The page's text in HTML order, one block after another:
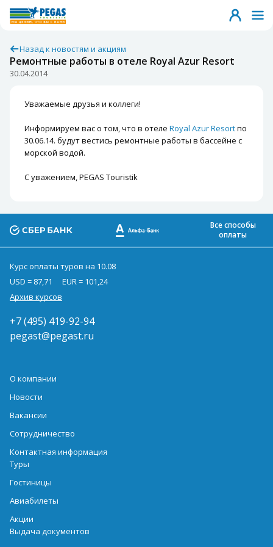
Назад к новостям и акциям
Ремонтные работы в отеле Royal Azur Resort
30.04.2014
Уважаемые друзья и коллеги!
Информируем вас о том, что в отеле Royal Azur Resortпо
30.06.14. будут вестись ремонтные работы в бассейне с
морской водой.
С уважением, PEGAS Touristik
Все способы
оплаты
Курс оплаты туров на 10.08
USD = 87,71
EUR = 101,24
Архив курсов
+7 (495) 419-92-94
pegast@pegast.ru
О компании
Новости
Вакансии
Сотрудничество
Контактная информация
Туры
Гостиницы
Авиабилеты
Акции
Выдача документов